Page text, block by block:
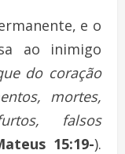
e o
ao inimigo
do coração
mortes,
falsos
15:19-).